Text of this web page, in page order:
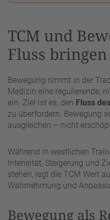
TCM und
Fluss bringen
Bewegung nimmt in der
Medizin eine regulierende,
ein. Ziel ist es, den Fluss
zu überfordern. Bewegung
ausgleichen – nicht
Während in westlichen
Intensität, Steigerung und
stehen, legt die TCM Wert
Wahrnehmung und
Bewegung als